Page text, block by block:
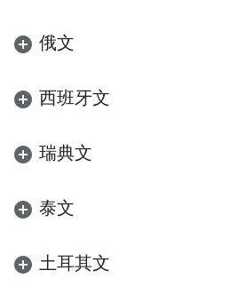
俄文
西班牙文
瑞典文
泰文
土耳其文